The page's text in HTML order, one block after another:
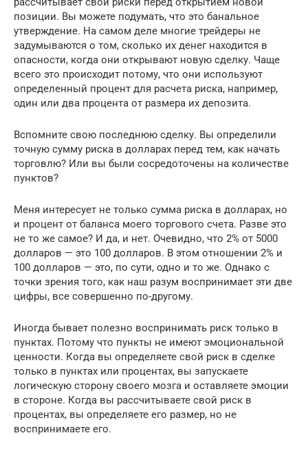
позиции. Вы можете подумать, что это банальное
утверждение. На самом деле многие трейдеры не
задумываются о том, сколько их денег находится в
опасности, когда они открывают новую сделку. Чаще
всего это происходит потому, что они используют
определенный процент для расчета риска, например,
один или два процента от размера их депозита.
Вспомните свою последнюю сделку. Вы определили
точную сумму риска в долларах перед тем, как начать
торговлю? Или вы были сосредоточены на количестве
пунктов?
Меня интересует не только сумма риска в долларах, но
и процент от баланса моего торгового счета. Разве это
не то же самое? И да, и нет. Очевидно, что 2% от 5000
долларов — это 100 долларов. В этом отношении 2% и
100 долларов — это, по сути, одно и то же. Однако с
точки зрения того, как наш разум воспринимает эти две
цифры, все совершенно по-другому.
Иногда бывает полезно воспринимать риск только в
пунктах. Потому что пункты не имеют эмоциональной
ценности. Когда вы определяете свой риск в сделке
только в пунктах или процентах, вы запускаете
логическую сторону своего мозга и оставляете эмоции
в стороне. Когда вы рассчитываете свой риск в
процентах, вы определяете его размер, но не
воспринимаете его.